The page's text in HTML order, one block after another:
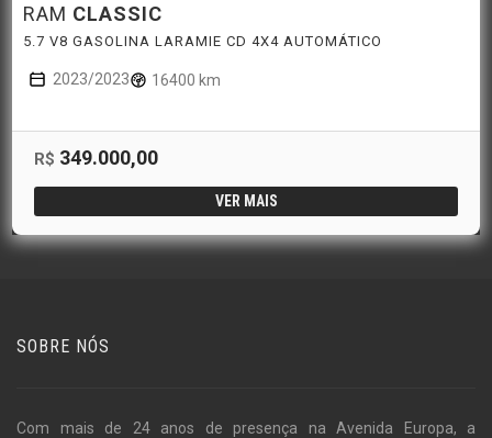
RAM CLASSIC
5.7 V8 GASOLINA LARAMIE CD 4X4 AUTOMÁTICO
2023/2023 16400 km
R$ 349.000,00
VER MAIS
SOBRE NÓS
Com mais de 24 anos de presença na Avenida Europa, a